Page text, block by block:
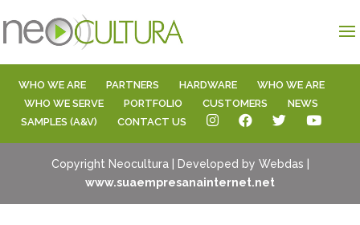
WHO WE ARE PARTNERS HARDWARE
WHO WE ARE
WHO WE SERVE
PORTFOLIO CUSTOMERS
NEWS
SAMPLES (A&V)
CONTACT US
Copyright Neocultura | Developed by Webdas |
www.suaempresanainternet.net